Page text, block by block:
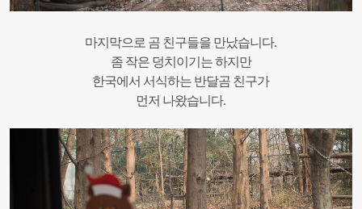
마지막으로 곰 친구들을 만났습니다.
좀 작은 덩치이기는 하지만
한국에서 서식하는 반달곰 친구가
먼저 나왔습니다.